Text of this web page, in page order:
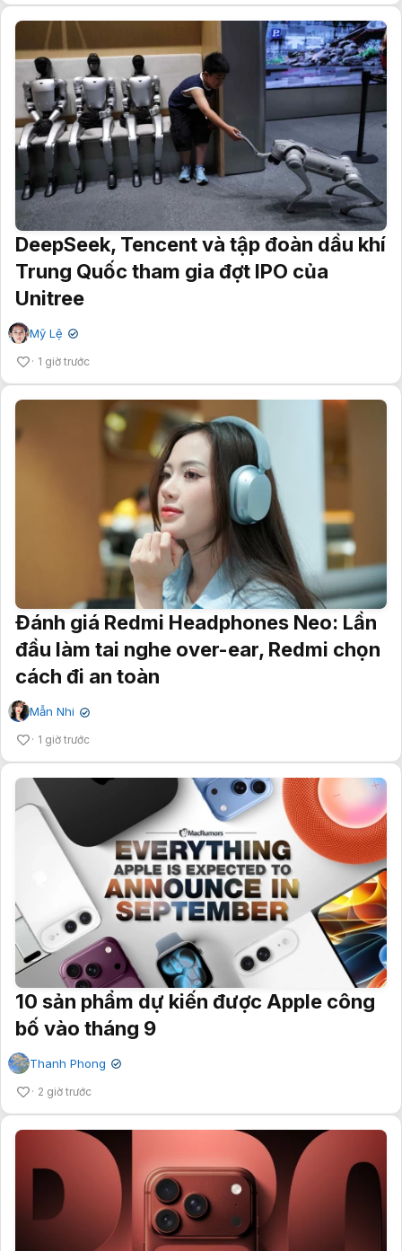
DeepSeek, Tencent và tập đoàn dầu khí
Trung Quốc tham gia đợt IPO của
Unitree
Mỹ Lệ ✔
1 giờ trước
Đánh giá Redmi Headphones Neo: Lần
đầu làm tai nghe over-ear, Redmi chọn
cách đi an toàn
Mẫn Nhi ✔
1 giờ trước
10 sản phẩm dự kiến được Apple công
bố vào tháng 9
Thanh Phong ✔
2 giờ trước